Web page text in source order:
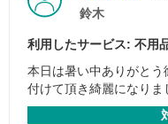
鈴木
利用したサービス: 不用
本日は暑い中ありがと
付けて頂き綺麗になりま